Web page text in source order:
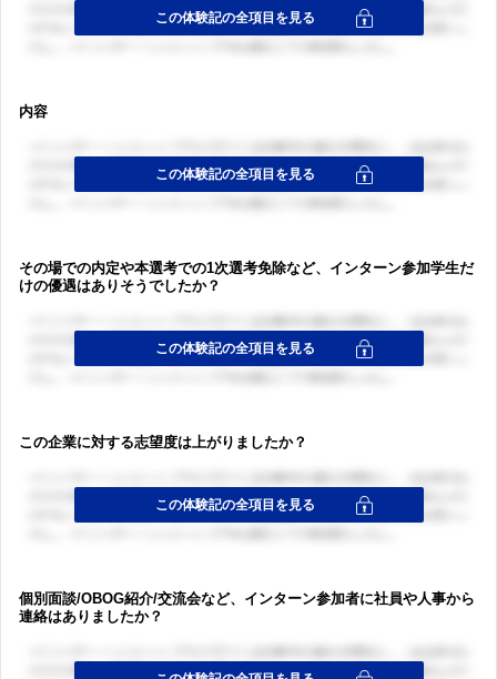
内容
その場での内定や本選考での1次選考免除など、インターン参加学生だ
けの優遇はありそうでしたか？
この企業に対する志望度は上がりましたか？
個別面談/OBOG紹介/交流会など、インターン参加者に社員や人事から
連絡はありましたか？
ログイン・会員登録